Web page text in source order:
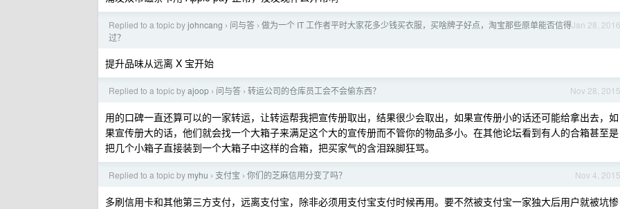
Jan 28, 2016
Replied to a topic byjohncang › 问与答 › 做为一个 IT 工作者平时大家花多少钱买衣服，买啥牌子好点，淘宝那些原单能否信得
过？
提升品味从远离 X 宝开始
Nov 28, 2015
Replied to a topic byajoop › 问与答 › 转运公司的仓库员工会不会偷东西？
用的口碑一直还算可以的一家转运，让转运帮我把宣传册取出，结果很少会取出，如果宣传册小的话还可能给拿出去，如
果宣传册大的话，他们就会找一个大箱子来满足这个大的宣传册而不管你的物品多小。在其他论坛看到有人的合箱甚至是
把几个小箱子直接装到一个大箱子中这样的合箱，把买家气的含泪跺脚狂骂。
Nov 4, 2015
Replied to a topic by myhu › 支付宝 › 你们的芝麻信用分变了吗？
多刷信用卡和其他第三方支付，远离支付宝，除非必须用支付宝支付时候再用。要不然被支付宝一家独大后用户就被坑惨